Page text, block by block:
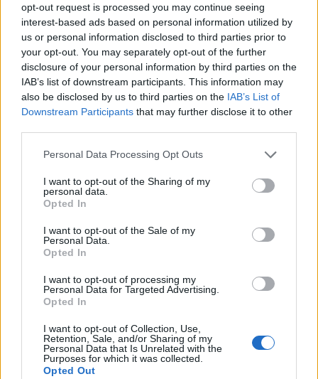
opt-out request is processed you may continue seeing
interest-based ads based on personal information utilized by
us or personal information disclosed to third parties prior to
your opt-out. You may separately opt-out of the further
disclosure of your personal information by third parties on the
IAB’s list of downstream participants. This information may
also be disclosed by us to third parties on the IAB’s List of
Downstream Participants that may further disclose it to other
Personal Data Processing Opt Outs
I want to opt-out of the Sharing of my
personal data.
Opted In
I want to opt-out of the Sale of my
Personal Data.
Opted In
I want to opt-out of processing my
Personal Data for Targeted Advertising.
Opted In
I want to opt-out of Collection, Use,
Retention, Sale, and/or Sharing of my
Personal Data that Is Unrelated with the
Purposes for which it was collected.
Opted Out
ALTRE NOTIZIE DI VILLADOSSOLA